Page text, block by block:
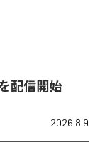
配信開始
2026.8.9